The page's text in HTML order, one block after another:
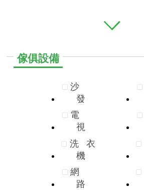
傢俱設備
沙
發
電
視
洗
衣
機
網
路